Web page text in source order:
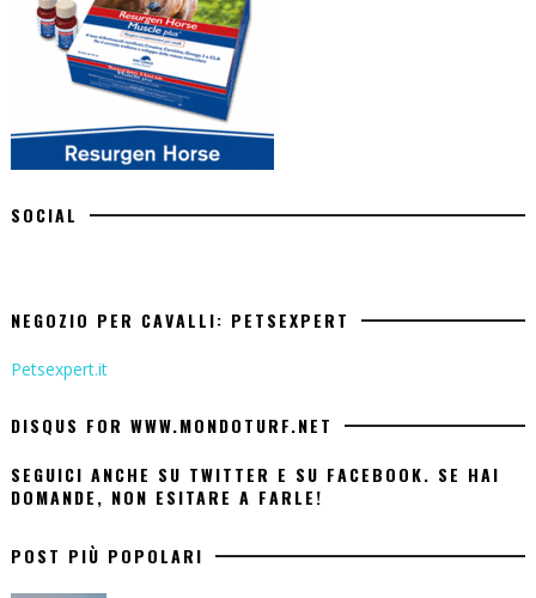
SOCIAL
NEGOZIO PER CAVALLI: PETSEXPERT
Petsexpert.it
DISQUS FOR WWW.MONDOTURF.NET
SEGUICI ANCHE SU TWITTER E SU FACEBOOK. SE HAI
DOMANDE, NON ESITARE A FARLE!
POST PIÙ POPOLARI